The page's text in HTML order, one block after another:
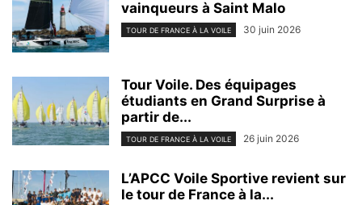
vainqueurs à Saint Malo
TOUR DE FRANCE À LA VOILE 30 juin 2026
Tour Voile. Des équipages
étudiants en Grand Surprise à
partir de...
TOUR DE FRANCE À LA VOILE 26 juin 2026
L’APCC Voile Sportive revient sur
le tour de France à la...